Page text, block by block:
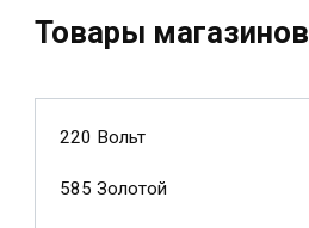
Товары магазинов
220 Вольт
585 Золотой